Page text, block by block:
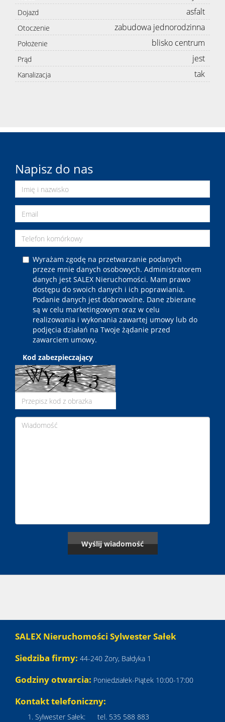
Dojazd asfalt
Otoczenie zabudowa jednorodzinna
Położenie blisko centrum
Prąd jest
Kanalizacja tak
Napisz do nas
Wyrażam zgodę na przetwarzanie podanych
przeze mnie danych osobowych. Administratorem
danych jest SALEX Nieruchomości. Mam prawo
dostępu do swoich danych i ich poprawiania.
Podanie danych jest dobrowolne. Dane zbierane
są w celu marketingowym oraz w celu
realizowania i wykonania zawartej umowy lub do
podjęcia działań na Twoje żądanie przed
zawarciem umowy.
Kod zabezpieczający
SALEX Nieruchomości Sylwester Sałek
Siedziba firmy: 44-240 Żory, Bałdyka 1
Godziny otwarcia: Poniedziałek-Piątek 10:00-17:00
Kontakt telefoniczny:
Sylwester Sałek: tel. 535 588 883